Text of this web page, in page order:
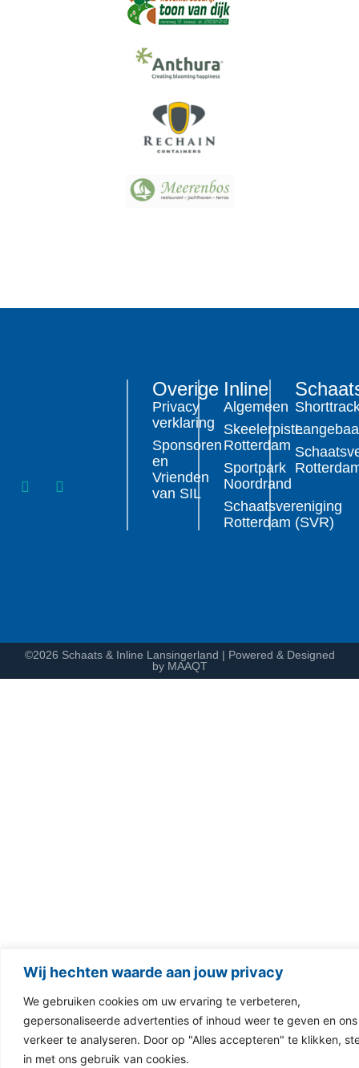
Wij hechten waarde aan jouw privacy
We gebruiken cookies om uw ervaring te verbeteren,
gepersonaliseerde advertenties of inhoud weer te geven en ons
verkeer te analyseren. Door op "Alles accepteren" te klikken,
in met ons gebruik van cookies.
Inline
Algemeen
Skeelerpiste
Rotterdam
Sportpark
Noordrand
Schaatsvereniging
Rotterdam (SVR)
Overige
Privacy
verklaring
Sponsoren
en
Vrienden
van SIL
©2026 Schaats & Inline Lansingerland | Powered & Designed
by MAAQT